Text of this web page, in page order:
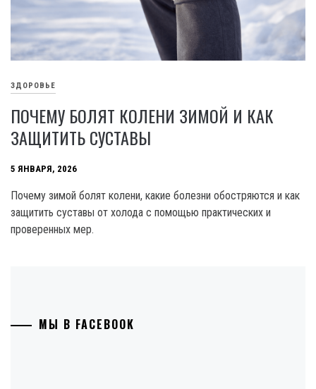
ЗДОРОВЬЕ
ПОЧЕМУ БОЛЯТ КОЛЕНИ ЗИМОЙ И КАК
ЗАЩИТИТЬ СУСТАВЫ
5 ЯНВАРЯ, 2026
Почему зимой болят колени, какие болезни обостряются и как
защитить суставы от холода с помощью практических и
проверенных мер.
МЫ В FACEBOOK